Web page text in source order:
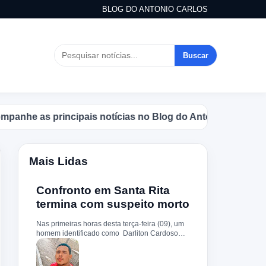
BLOG DO ANTONIO CARLOS
Buscar
as principais notícias no Blog do Antonio Carlos.
Mais Lidas
Confronto em Santa Rita
termina com suspeito morto
Nas primeiras horas desta terça-feira (09), um
homem identificado como Darliton Cardoso
Pereira morreu após confronto com a Polícia
Militar no povoado Timbotiba, zona rural de
Santa Rita. De acordo com a PM, os policiais